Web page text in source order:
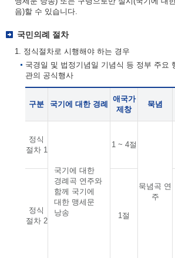
음)할 수 있습니다.
국민의례 절차
1. 정식절차로 시행해야 하는 경우
국경일 및 법정기념일 기념식 등 정부 주요
관의 공식행사
구분 국기에 대한 경례
애국가
제창
묵념
정식
절차 1
국기에 대한
경례곡 연주와
함께 국기에
대한 맹세문
낭송
1 ~ 4절
묵념곡 연
주
정식
절차 2
1절